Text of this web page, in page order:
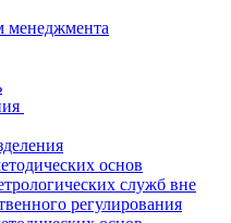
менеджмента
основ
служб вне
регулирования